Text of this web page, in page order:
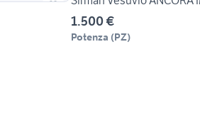
1.500 €
Potenza (PZ)